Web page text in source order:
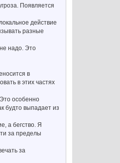
Появляется
действие
разные
надо. Это
в
в этих частях
особенно
будто выпадает из
а бегство. Я
за пределы
за